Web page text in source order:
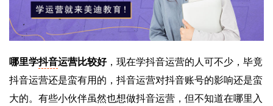
哪里学抖音运营比较好，现在学抖音运营的人可不少，毕竟
抖音运营还是蛮有用的，抖音运营对抖音账号的影响还是蛮
大的。有些小伙伴虽然也想做抖音运营，但不知道在哪里入